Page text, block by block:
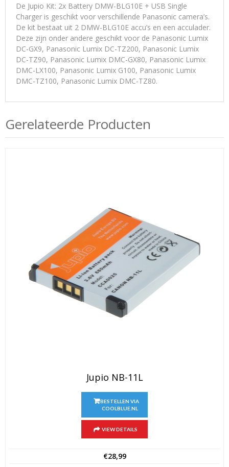
De Jupio Kit: 2x Battery DMW-BLG10E + USB Single
Charger is geschikt voor verschillende Panasonic camera’s.
De kit bestaat uit 2 DMW-BLG10E accu’s en een acculader.
Deze zijn onder andere geschikt voor de Panasonic Lumix
DC-GX9, Panasonic Lumix DC-TZ200, Panasonic Lumix
DC-TZ90, Panasonic Lumix DMC-GX80, Panasonic Lumix
DMC-LX100, Panasonic Lumix G100, Panasonic Lumix
DMC-TZ100, Panasonic Lumix DMC-TZ80.
Gerelateerde Producten
Jupio NB-11L
BESTELLEN VIA
COOLBLUE.NL
VIEW DETAILS
€28,99